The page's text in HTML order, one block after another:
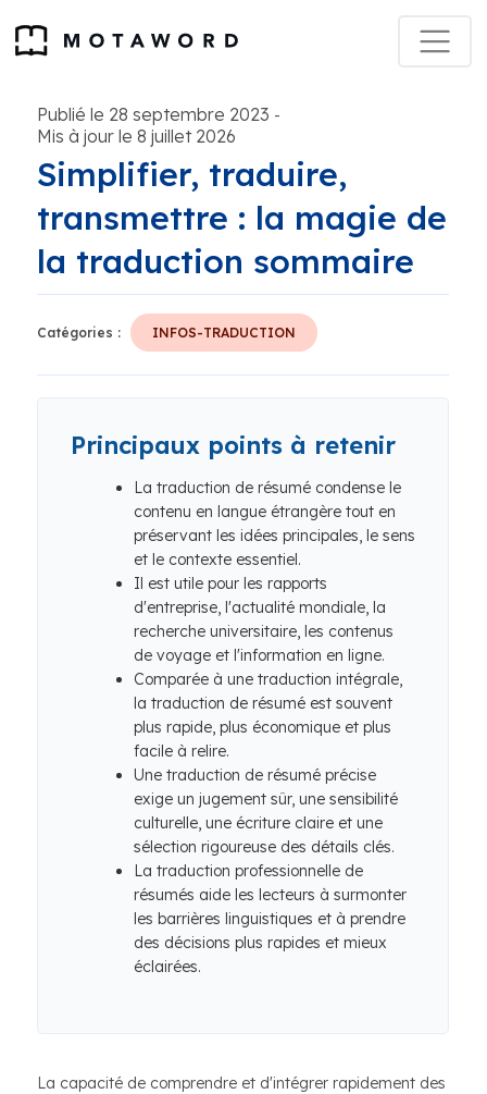
Publié le 28 septembre 2023 -
Mis à jour le 8 juillet 2026
Simplifier, traduire,
transmettre : la magie de
la traduction sommaire
Catégories : INFOS-TRADUCTION
Principaux points à retenir
La traduction de résumé condense le
contenu en langue étrangère tout en
préservant les idées principales, le sens
et le contexte essentiel.
Il est utile pour les rapports
d'entreprise, l'actualité mondiale, la
recherche universitaire, les contenus
de voyage et l'information en ligne.
Comparée à une traduction intégrale,
la traduction de résumé est souvent
plus rapide, plus économique et plus
facile à relire.
Une traduction de résumé précise
exige un jugement sûr, une sensibilité
culturelle, une écriture claire et une
sélection rigoureuse des détails clés.
La traduction professionnelle de
résumés aide les lecteurs à surmonter
les barrières linguistiques et à prendre
des décisions plus rapides et mieux
éclairées.
La capacité de comprendre et d'intégrer rapidement des